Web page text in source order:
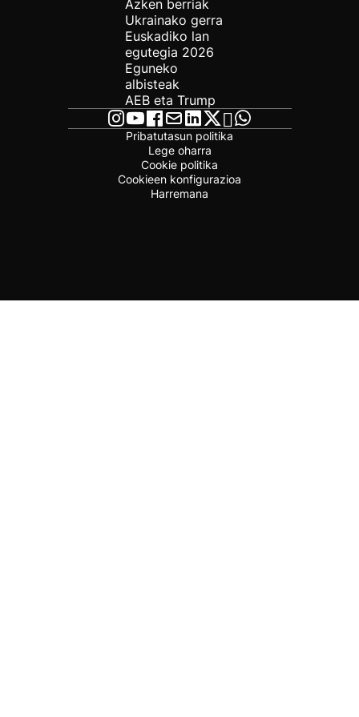
Azken berriak
Ukrainako gerra
Euskadiko lan
egutegia 2026
Eguneko
albisteak
AEB eta Trump
Pribatutasun politika
Lege oharra
Cookie politika
Cookieen konfigurazioa
Harremana